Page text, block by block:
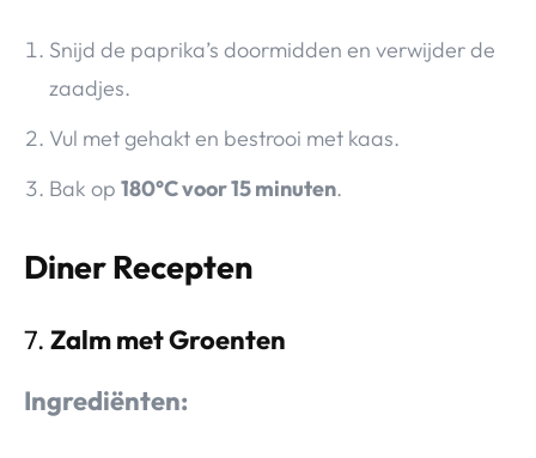
Snijd de paprika’s doormidden en verwijder de
zaadjes.
Vul met gehakt en bestrooi met kaas.
Bak op 180°C voor 15 minuten.
Diner Recepten
7. Zalm met Groenten
Ingrediënten: